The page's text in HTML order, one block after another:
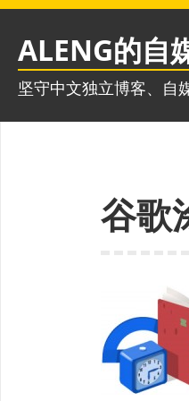
跳
ALENG的自
坚守中文独立博客、自
谷歌